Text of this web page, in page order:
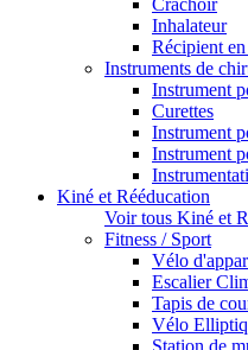
Crachoir
Inhalateur
Récipient
Instruments de
Instrument
Curettes
Instrument
Instrument
Kiné et Rééducation
Voir tous Kiné et
Fitness / Sport
Vélo
Escalier
Tapis de
Vélo
Station de